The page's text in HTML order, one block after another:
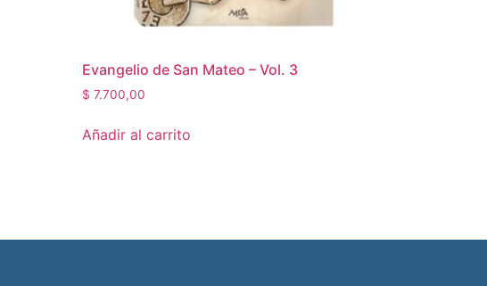
Evangelio de San Mateo – Vol. 3
$ 7.700,00
Añadir al carrito